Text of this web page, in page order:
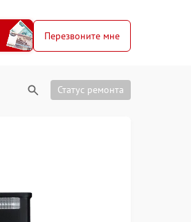
Перезвоните мне
Статус ремонта